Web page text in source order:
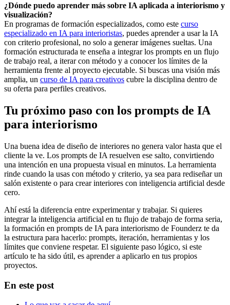
¿Dónde puedo aprender más sobre IA aplicada a interiorismo y
visualización?
En programas de formación especializados, como este curso
especializado en IA para interioristas, puedes aprender a usar la IA
con criterio profesional, no solo a generar imágenes sueltas. Una
formación estructurada te enseña a integrar los prompts en un flujo
de trabajo real, a iterar con método y a conocer los límites de la
herramienta frente al proyecto ejecutable. Si buscas una visión más
amplia, un curso de IA para creativos cubre la disciplina dentro de
su oferta para perfiles creativos.
Tu próximo paso con los prompts de IA
para interiorismo
Una buena idea de diseño de interiores no genera valor hasta que el
cliente la ve. Los prompts de IA resuelven ese salto, convirtiendo
una intención en una propuesta visual en minutos. La herramienta
rinde cuando la usas con método y criterio, ya sea para rediseñar un
salón existente o para crear interiores con inteligencia artificial desde
cero.
Ahí está la diferencia entre experimentar y trabajar. Si quieres
integrar la inteligencia artificial en tu flujo de trabajo de forma seria,
la formación en prompts de IA para interiorismo de Founderz te da
la estructura para hacerlo: prompts, iteración, herramientas y los
límites que conviene respetar. El siguiente paso lógico, si este
artículo te ha sido útil, es aprender a aplicarlo en tus propios
proyectos.
En este post